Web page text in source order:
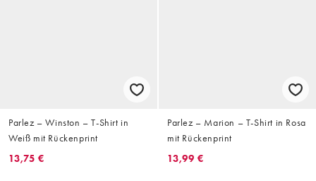
Parlez – Winston – T-Shirt in
Weiß mit Rückenprint
13,75 €
Parlez – Marion – T-Shirt in Rosa
mit Rückenprint
13,99 €